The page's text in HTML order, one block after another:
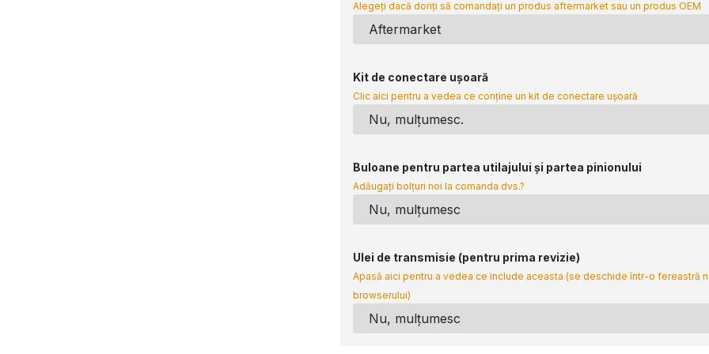
Alegeți dacă doriți să comandați un produs aftermarket sau un produs OEM
Kit de conectare ușoară
Clic aici pentru a vedea ce conține un kit de conectare ușoară
Buloane pentru partea utilajului și partea pinionului
Adăugați bolțuri noi la comanda dvs.?
Ulei de transmisie (pentru prima revizie)
Apasă aici pentru a vedea ce include aceasta (se deschide într-o fereastră
browserului)